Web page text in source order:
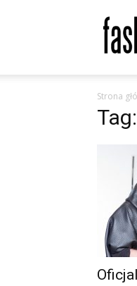
Moda
Styl
|
Trendy
Strona